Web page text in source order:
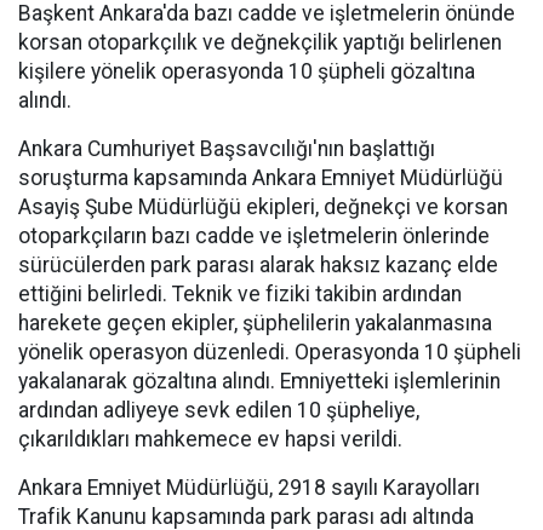
Başkent Ankara'da bazı cadde ve işletmelerin önünde
korsan otoparkçılık ve değnekçilik yaptığı belirlenen
kişilere yönelik operasyonda 10 şüpheli gözaltına
alındı.
Ankara Cumhuriyet Başsavcılığı'nın başlattığı
soruşturma kapsamında Ankara Emniyet Müdürlüğü
Asayiş Şube Müdürlüğü ekipleri, değnekçi ve korsan
otoparkçıların bazı cadde ve işletmelerin önlerinde
sürücülerden park parası alarak haksız kazanç elde
ettiğini belirledi. Teknik ve fiziki takibin ardından
harekete geçen ekipler, şüphelilerin yakalanmasına
yönelik operasyon düzenledi. Operasyonda 10 şüpheli
yakalanarak gözaltına alındı. Emniyetteki işlemlerinin
ardından adliyeye sevk edilen 10 şüpheliye,
çıkarıldıkları mahkemece ev hapsi verildi.
Ankara Emniyet Müdürlüğü, 2918 sayılı Karayolları
Trafik Kanunu kapsamında park parası adı altında